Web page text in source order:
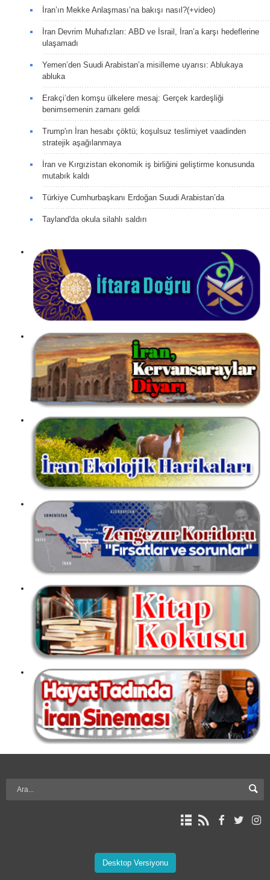
İran’ın Mekke Anlaşması’na bakışı nasıl?(+video)
İran Devrim Muhafızları: ABD ve İsrail, İran’a karşı hedeflerine
ulaşamadı
Yemen’den Suudi Arabistan’a misilleme uyarısı: Ablukaya
abluka
Erakçi’den komşu ülkelere mesaj: Gerçek kardeşliği
benimsemenin zamanı geldi
Trump'ın İran hesabı çöktü; koşulsuz teslimiyet vaadinden
stratejik aşağılanmaya
İran ve Kırgızistan ekonomik iş birliğini geliştirme konusunda
mutabık kaldı
Türkiye Cumhurbaşkanı Erdoğan Suudi Arabistan’da
Tayland'da okula silahlı saldırı
Desktop Versiyonu